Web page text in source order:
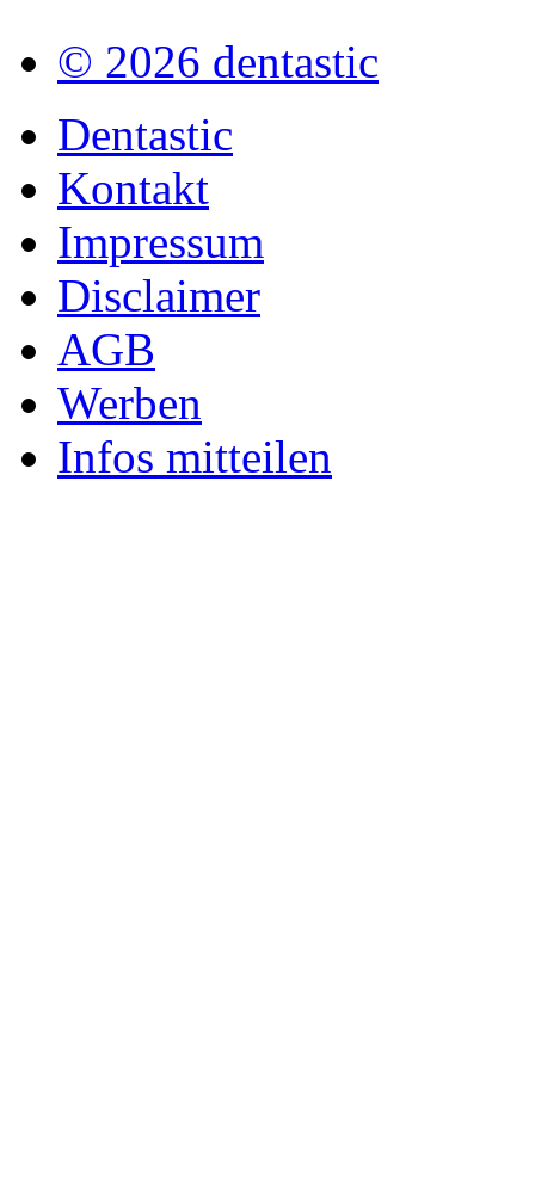
© 2026 dentastic
Dentastic
Kontakt
Impressum
Disclaimer
AGB
Werben
Infos mitteilen